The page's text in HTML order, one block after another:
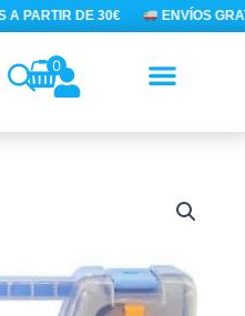
A PARTIR DE 30€ ENVÍOS
0